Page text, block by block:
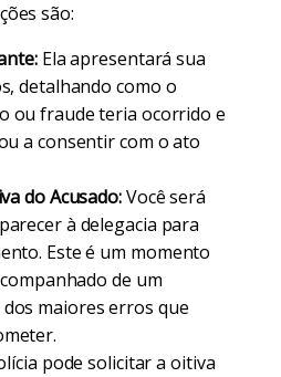
são:
Ela apresentará sua
detalhando como o
ou fraude teria ocorrido e
a consentir com o ato
do Acusado:Você será
à delegacia para
Este é um momento
de um
maiores erros que
pode solicitar a oitiva